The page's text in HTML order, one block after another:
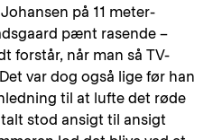
på 11 meter-
pænt rasende –
forstår, når man så TV-
var dog også lige før han
til at lufte det røde
stod ansigt til ansigt